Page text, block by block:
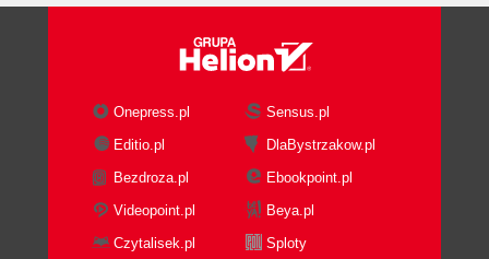
Onepress.pl
Sensus.pl
Editio.pl
DlaBystrzakow.pl
Bezdroza.pl
Ebookpoint.pl
Videopoint.pl
Beya.pl
Czytalisek.pl
Sploty